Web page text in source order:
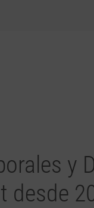
y
desde